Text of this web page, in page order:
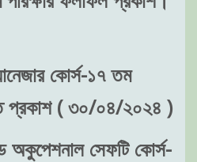
কোর্স-১৭ তম
প্রকাশ ( ৩০/০৪/২০২৪ )
অকুপেশনাল সেফটি কোর্স-